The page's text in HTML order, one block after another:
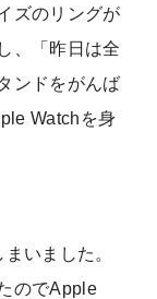
ズのリングが
、「昨日は全
ンドをがんば
Watchを身
いました。
のでApple